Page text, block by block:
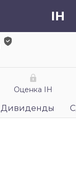
IH
Оценка IH
Дивиденды